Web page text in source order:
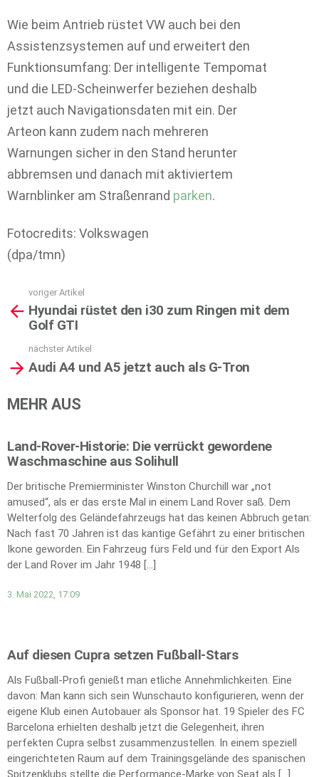
Wie beim Antrieb rüstet VW auch bei den
Assistenzsystemen auf und erweitert den
Funktionsumfang: Der intelligente Tempomat
und die LED-Scheinwerfer beziehen deshalb
jetzt auch Navigationsdaten mit ein. Der
Arteon kann zudem nach mehreren
Warnungen sicher in den Stand herunter
abbremsen und danach mit aktiviertem
Warnblinker am Straßenrand parken.
Fotocredits: Volkswagen
(dpa/tmn)
more
voriger Artikel
Hyundai rüstet den i30 zum Ringen mit dem
Golf GTI
nächster Artikel
Audi A4 und A5 jetzt auch als G-Tron
MEHR AUS
Land-Rover-Historie: Die verrückt gewordene
Waschmaschine aus Solihull
Der britische Premierminister Winston Churchill war „not
amused“, als er das erste Mal in einem Land Rover saß. Dem
Welterfolg des Geländefahrzeugs hat das keinen Abbruch getan:
Nach fast 70 Jahren ist das kantige Gefährt zu einer britischen
Ikone geworden. Ein Fahrzeug fürs Feld und für den Export Als
der Land Rover im Jahr 1948 […]
3. Mai 2022, 17:09
Auf diesen Cupra setzen Fußball-Stars
Als Fußball-Profi genießt man etliche Annehmlichkeiten. Eine
davon: Man kann sich sein Wunschauto konfigurieren, wenn der
eigene Klub einen Autobauer als Sponsor hat. 19 Spieler des FC
Barcelona erhielten deshalb jetzt die Gelegenheit, ihren
perfekten Cupra selbst zusammenzustellen. In einem speziell
eingerichteten Raum auf dem Trainingsgelände des spanischen
Spitzenklubs stellte die Performance-Marke von Seat als […]